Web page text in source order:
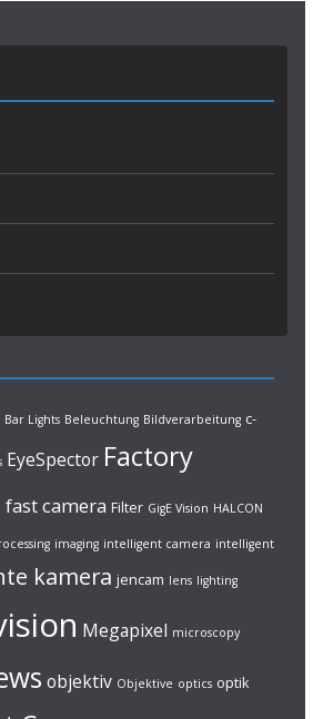
Bar Lights Beleuchtung Bildverarbeitung c-
EyeSpector Factory
fast camera Filter GigE Vision HALCON
imaging intelligent camera intelligent
kamera jencam lens lighting
Megapixel microscopy
objektiv Objektive optics optik